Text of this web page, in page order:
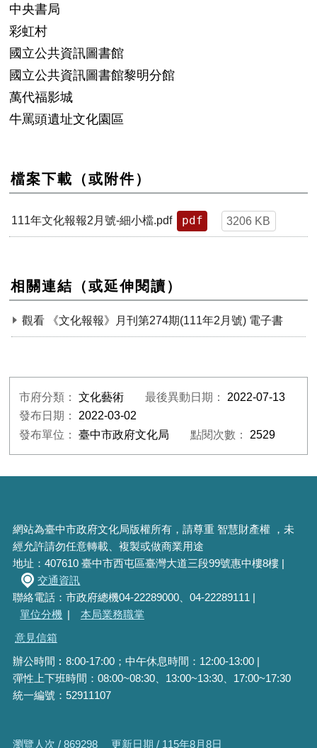
中央書局
彩虹村
國立公共資訊圖書館
國立公共資訊圖書館黎明分館
萬代福影城
牛罵頭遺址文化園區
檔案下載（或附件）
111年文化報報2月號-細小檔.pdf pdf 3206 KB
相關連結（或延伸閱讀）
觀看 《文化報報》月刊第274期(111年2月號) 電子書
市府分類：文化藝術 最後異動日期： 2022-07-13
發布日期：2022-03-02
發布單位：臺中市政府文化局 點閱次數： 2529
網站為臺中市政府文化局版權所有，請尊重 智慧財產權 ，未
經允許請勿任意轉載、複製或做商業用途
地址：407610 臺中市西屯區臺灣大道三段99號惠中樓8樓 |
交通資訊
聯絡電話：市政府總機04-22289000、04-22289111 |
單位分機 |
本局業務職掌
意見信箱
辦公時間︰8:00-17:00；中午休息時間：12:00-13:00 |
彈性上下班時間：08:00~08:30、13:00~13:30、17:00~17:30
統一編號：52911107
瀏覽人次 / 869298 更新日期 / 115年8月8日